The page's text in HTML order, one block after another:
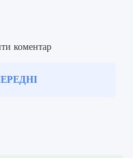
коментар